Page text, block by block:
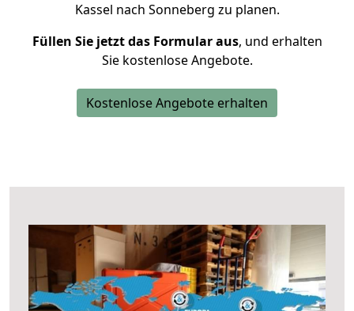
Kassel nach Sonneberg zu planen.
Füllen Sie jetzt das Formular aus, und erhalten
Sie kostenlose Angebote.
Kostenlose Angebote erhalten